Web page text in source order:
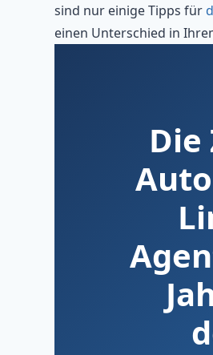
sind nur einige Tipps für
einen Unterschied in